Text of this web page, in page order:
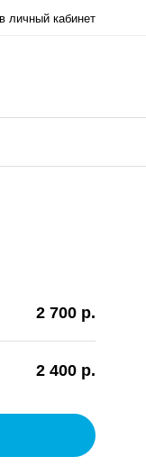
личный кабинет
2 700 р.
2 400 р.